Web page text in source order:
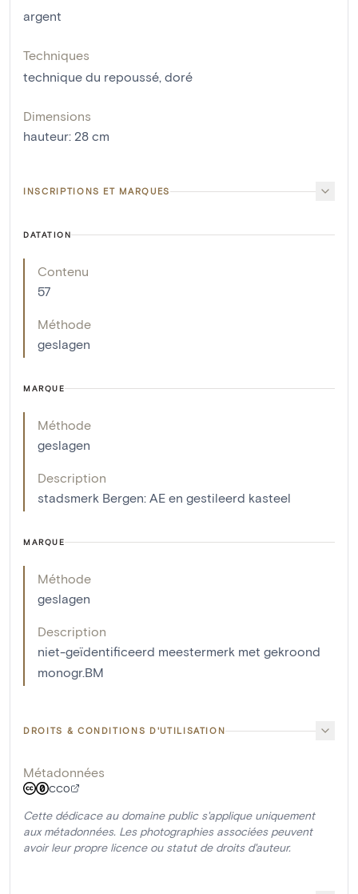
argent
Techniques
technique du repoussé, doré
Dimensions
hauteur: 28 cm
INSCRIPTIONS ET MARQUES
DATATION
Contenu
57
Méthode
geslagen
MARQUE
Méthode
geslagen
Description
stadsmerk Bergen: AE en gestileerd kasteel
MARQUE
Méthode
geslagen
Description
niet-geïdentificeerd meestermerk met gekroond
monogr.BM
DROITS & CONDITIONS D'UTILISATION
Métadonnées
CC0
Cette dédicace au domaine public s'applique uniquement
aux métadonnées. Les photographies associées peuvent
avoir leur propre licence ou statut de droits d'auteur.